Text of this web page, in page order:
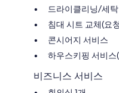
드라이클리닝/세
침대 시트 교체(요
콘시어지 서비스
하우스키핑 서비스
비즈니스 서비스